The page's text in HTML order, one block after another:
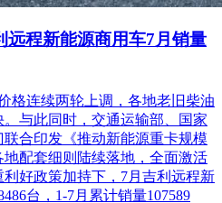
远程新能源商用车7月销量
格连续两轮上调，各地老旧柴油
与此同时，交通运输部、国家
合印发《推动新能源重卡规模
配套细则陆续落地，全面激活
好政策加持下，7月吉利远程新
台，1-7月累计销量107589